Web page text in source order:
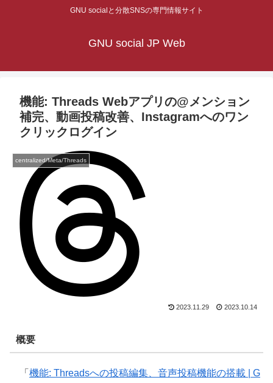
GNU socialと分散SNSの専門情報サイト
GNU social JP Web
機能: Threads Webアプリの@メンション
補完、動画投稿改善、Instagramへのワン
クリックログイン
centralized/Meta/Threads
2023.11.29 2023.10.14
概要
「 機能: Threadsへの投稿編集、音声投稿機能の搭載 | G